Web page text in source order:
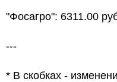
"Фосагро": 6311.00
---
* В скобках -